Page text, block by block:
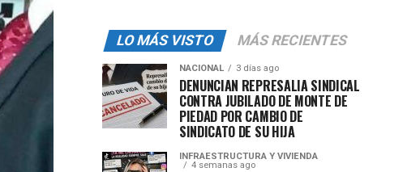
LO MÁS VISTO MÁS RECIENTES
NACIONAL 3 días ago
DENUNCIAN REPRESALIA SINDICAL
CONTRA JUBILADO DE MONTE DE
PIEDAD POR CAMBIO DE
SINDICATO DE SU HIJA
INFRAESTRUCTURA Y VIVIENDA
4 semanas ago